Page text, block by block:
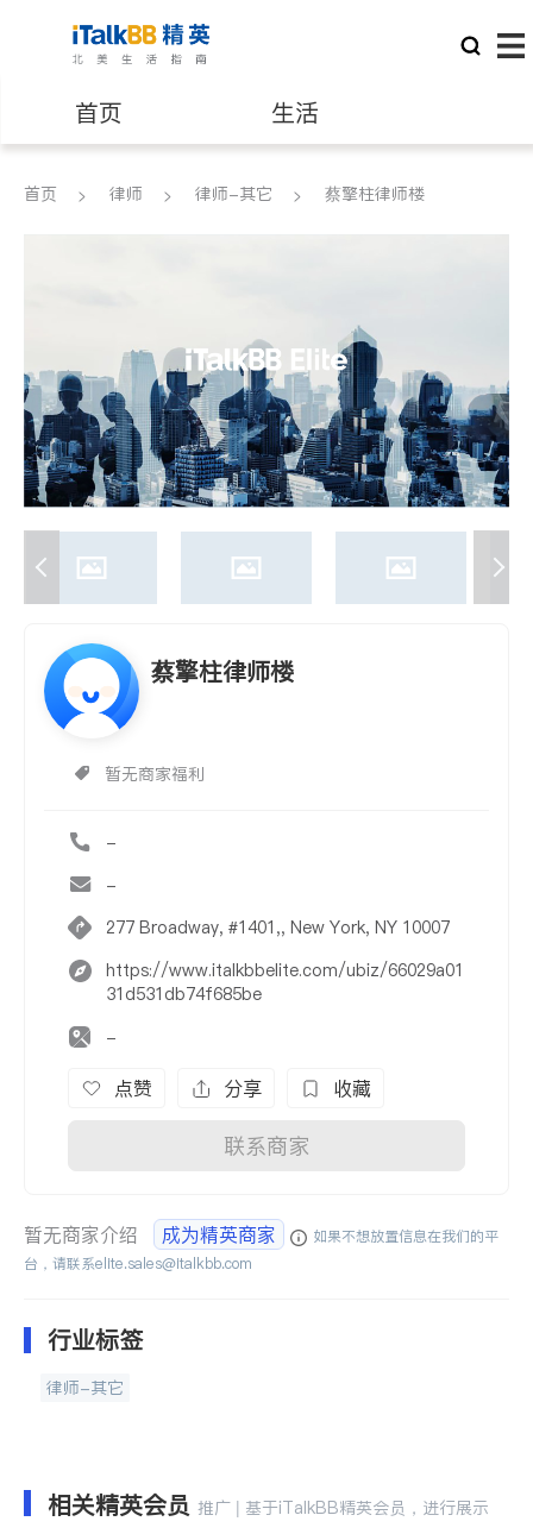
首页 生活
医生 律师
养老 非盈利组织
首页 律师 律师-其它 蔡擎柱律师楼
蔡擎柱律师楼
暂无商家福利
-
-
277 Broadway, #1401,, New York, NY 10007
https://www.italkbbelite.com/ubiz/66029a01
31d531db74f685be
-
点赞 分享 收藏
联系商家
暂无商家介绍 成为精英商家
如果不想放置信息在我们的平
台，请联系elite.sales@italkbb.com
行业标签
律师-其它
相关精英会员 推广 | 基于iTalkBB精英会员，进行展示